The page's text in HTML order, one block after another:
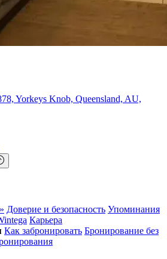
Yorkeys Knob, Queensland, AU,
Доверие и безопасность Упоминания
Карьера
Как забронировать Бронирование без